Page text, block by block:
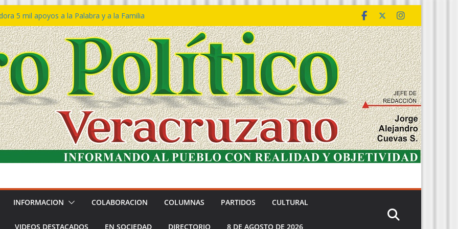
5 mil apoyos a la Palabra y a la Familia
Declaraciones de Procedencia en contra
𝙂𝙤𝙗𝙞𝙚𝙧𝙣𝙤 𝙙𝙚𝙡 𝙀𝙨𝙩𝙖𝙙𝙤 𝙖 𝙙𝙞𝙨𝙛𝙧𝙪𝙩𝙖𝙧
𝙙𝙚𝙡 𝙈𝙖𝙧 𝙚𝙣 𝘾𝙤𝙖𝙩𝙯𝙖𝙘𝙤𝙖𝙡𝙘𝙤𝙨
de policías con vocación de servicio y
SSP
Bravo rechaza acusaciones y asegura que
solicitud de desafuero
INFORMACION COLABORACION COLUMNAS PARTIDOS CULTURAL
VIDEOS DESTACADOS EN SOCIEDAD DIRECTORIO 8 DE AGOSTO DE 2026